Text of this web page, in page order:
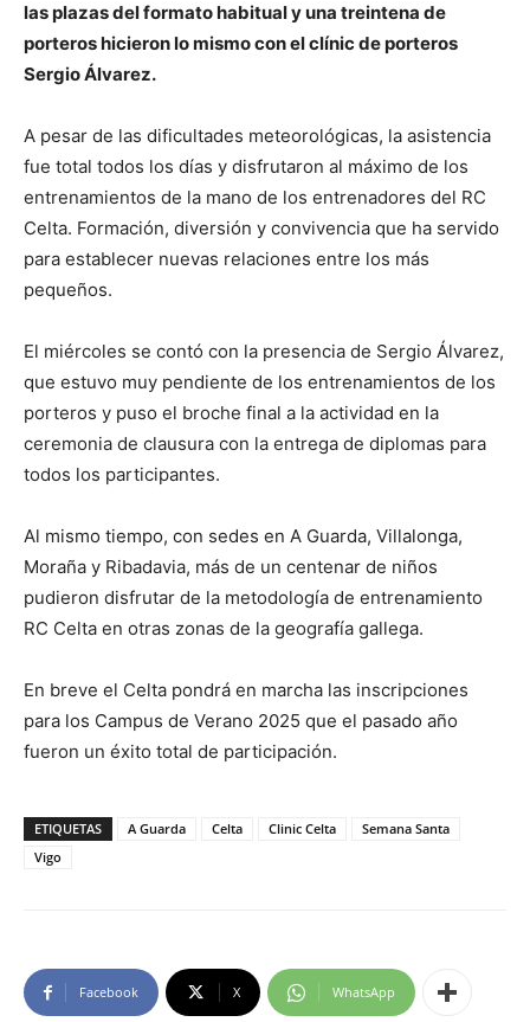
las plazas del formato habitual y una treintena de
porteros hicieron lo mismo con el clínic de porteros
Sergio Álvarez.
A pesar de las dificultades meteorológicas, la asistencia
fue total todos los días y disfrutaron al máximo de los
entrenamientos de la mano de los entrenadores del RC
Celta. Formación, diversión y convivencia que ha servido
para establecer nuevas relaciones entre los más
pequeños.
El miércoles se contó con la presencia de Sergio Álvarez,
que estuvo muy pendiente de los entrenamientos de los
porteros y puso el broche final a la actividad en la
ceremonia de clausura con la entrega de diplomas para
todos los participantes.
Al mismo tiempo, con sedes en A Guarda, Villalonga,
Moraña y Ribadavia, más de un centenar de niños
pudieron disfrutar de la metodología de entrenamiento
RC Celta en otras zonas de la geografía gallega.
En breve el Celta pondrá en marcha las inscripciones
para los Campus de Verano 2025 que el pasado año
fueron un éxito total de participación.
ETIQUETAS A Guarda Celta Clinic Celta
Semana Santa
Vigo
Facebook X WhatsApp